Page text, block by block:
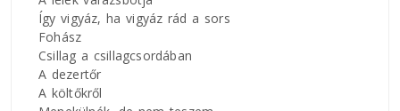
Így vigyáz, ha vigyáz rád a sors
Fohász
Csillag a csillagcsordában
A dezertőr
A költőkről